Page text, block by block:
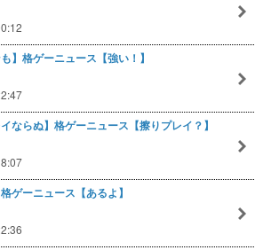
】格ゲーニュース【強い！】
イならぬ】格ゲーニュース【擦りプレイ？】
ゲーニュース【あるよ】